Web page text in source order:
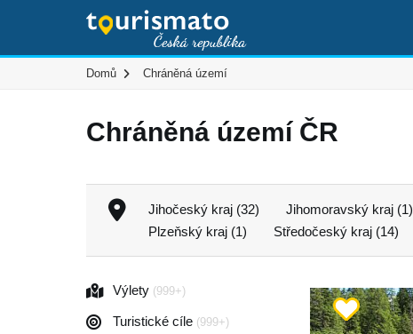
Domů Chráněná území
Chráněná území ČR
Jihočeský kraj (32) Jihomoravský kraj (1)
Plzeňský kraj (1)
Středočeský kraj (14)
Výlety (999+)
Turistické cíle (999+)